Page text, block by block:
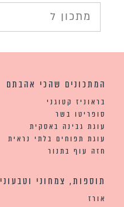
המתכונים שהכי אהבתם
בראוניז קטוגני
סופריטו בשר
עוגת גבינה באסקית
עוגת תפוחים בלתי נראית
חזה עוף בתנור
תוספות, צמחוני וטבעוני
אורז